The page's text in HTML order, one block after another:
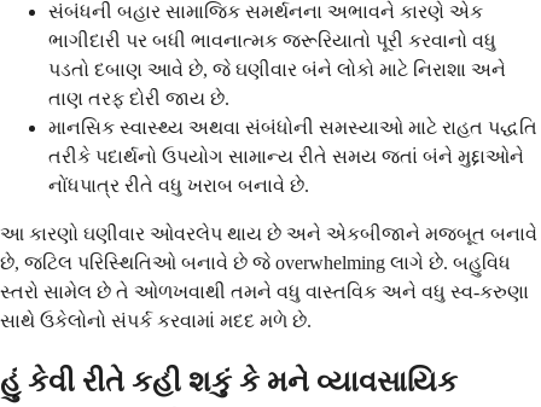
સંબંધની બહાર સામાજિક સમર્થનના અભાવને કારણે એક
ભાગીદારી પર બધી ભાવનાત્મક જરૂરિયાતો પૂરી કરવાનો વધુ
પડતો દબાણ આવે છે, જે ઘણીવાર બંને લોકો માટે નિરાશા અને
તાણ તરફ દોરી જાય છે.
માનસિક સ્વાસ્થ્ય અથવા સંબંધોની સમસ્યાઓ માટે રાહત પદ્ધતિ
તરીકે પદાર્થનો ઉપયોગ સામાન્ય રીતે સમય જતાં બંને મુદ્દાઓને
નોંધપાત્ર રીતે વધુ ખરાબ બનાવે છે.
આ કારણો ઘણીવાર ઓવરલેપ થાય છે અને એકબીજાને મજબૂત બનાવે
છે, જટિલ પરિસ્થિતિઓ બનાવે છે જે overwhelming લાગે છે. બહુવિધ
સ્તરો સામેલ છે તે ઓળખવાથી તમને વધુ વાસ્તવિક અને વધુ સ્વ-કરુણા
સાથે ઉકેલોનો સંપર્ક કરવામાં મદદ મળે છે.
હું કેવી રીતે કહી શકું કે મને વ્યાવસાયિક